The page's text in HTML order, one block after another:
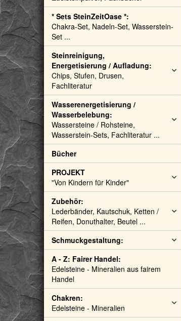
* Sets SteinZeitOase *:
Chakra-Set, Nadeln-Set, Wasserstein-
Set ...
Steinreinigung,
Energetisierung / Aufladung:
Chips, Stufen, Drusen,
Fachliteratur
Wasserenergetisierung /
Wasserbelebung:
Wassersteine / Rohsteine,
Wasserstein-Sets, Fachliteratur ...
Bücher
PROJEKT
"Von Kindern für Kinder"
Zubehör:
Lederbänder, Kautschuk, Ketten /
Reifen, Donuthalter, Beutel ...
Schmuckgestaltung:
A - Z: Fairer Handel:
Edelsteine - Mineralien aus fairem
Handel
Chakren:
Edelsteine - Mineralien